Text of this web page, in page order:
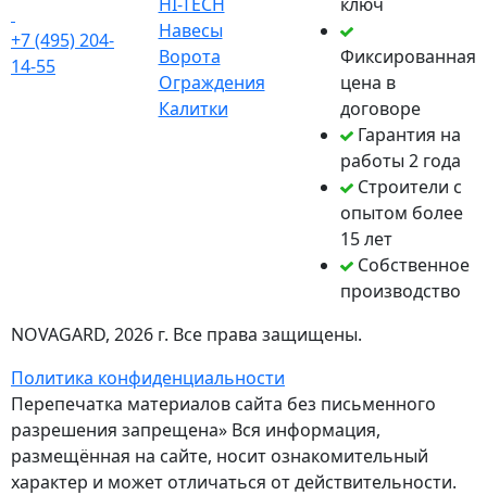
+7 (495) 204-
14-55
Навесы
Ворота
Ограждения
Калитки
Фиксированная
цена в
договоре
Гарантия на
работы 2 года
Строители с
опытом более
15 лет
Собственное
производство
NOVAGARD, 2026 г. Все права защищены.
Политика конфиденциальности
Перепечатка материалов сайта без письменного
разрешения запрещена» Вся информация,
размещённая на сайте, носит ознакомительный
характер и может отличаться от действительности.